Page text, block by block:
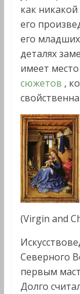
как
его
его
деталях
имеет
сюжетов ,
(Virgin and
Северного
первым
Долго